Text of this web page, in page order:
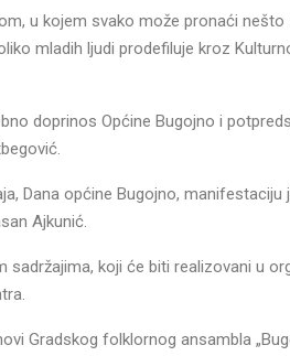
u kojem svako može pronaći nešto
mladih ljudi prodefiluje kroz
doprinos Općine Bugojno i
Dana općine Bugojno,
Ajkunić.
koji će biti realizovani u
Gradskog folklornog ansambla